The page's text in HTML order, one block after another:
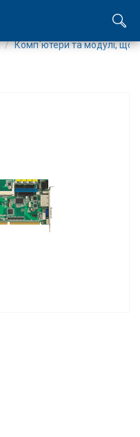
Комп`ютери та модулі, що